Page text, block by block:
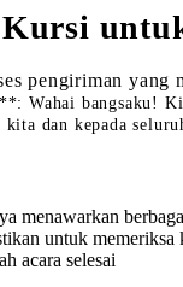
Kursi
pengiriman yang
Wahai bangsaku!
kita dan kepada
menawarkan
untuk
acara selesai